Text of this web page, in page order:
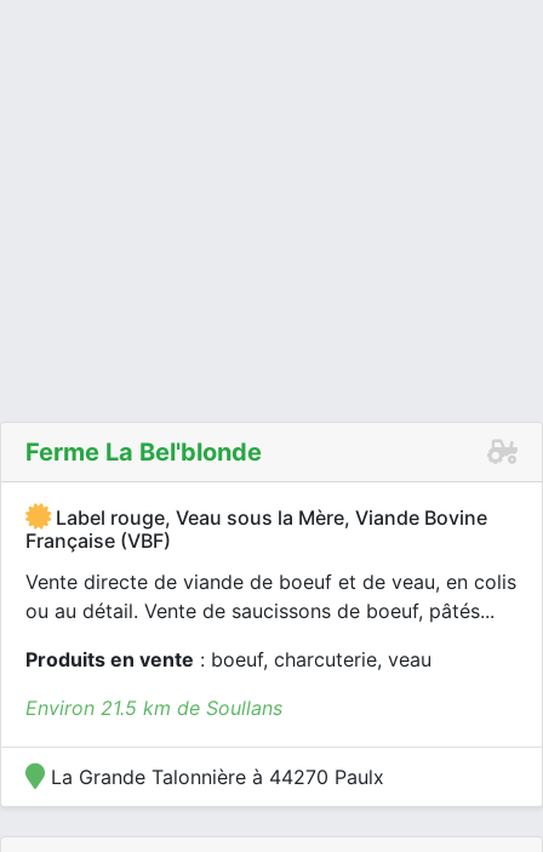
Ferme La Bel'blonde
Label rouge, Veau sous la Mère, Viande Bovine
Française (VBF)
Vente directe de viande de boeuf et de veau, en colis
ou au détail. Vente de saucissons de boeuf, pâtés...
Produits en vente : boeuf, charcuterie, veau
Environ 21.5 km de Soullans
La Grande Talonnière à 44270 Paulx